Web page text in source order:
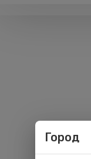
Город